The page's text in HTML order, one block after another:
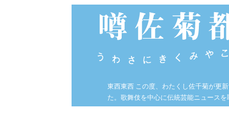
東西東西 この度、わたくし佐千菊が更
た。歌舞伎を中心に伝統芸能ニュース